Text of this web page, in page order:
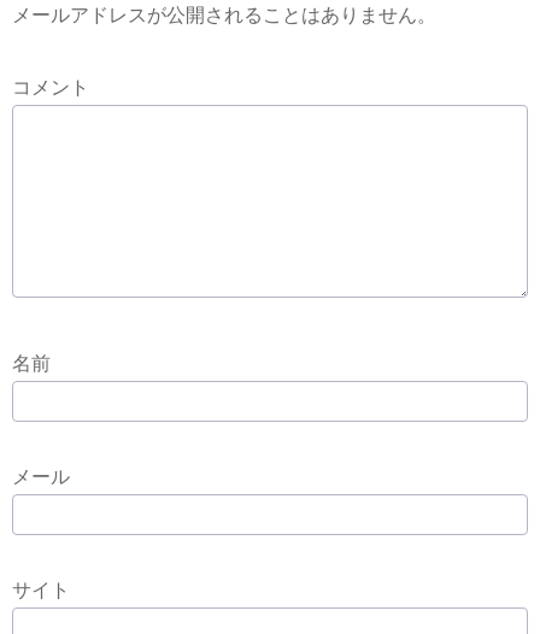
メールアドレスが公開されることはありません。
コメント
名前
メール
サイト